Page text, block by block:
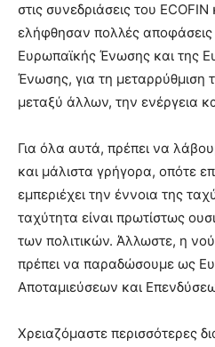
στις συνεδριάσεις του
ελήφθησαν πολλές αποφάσεις
Ευρωπαϊκής Ένωσης και της
Ένωσης, για τη μεταρρύθμιση
μεταξύ άλλων, την ενέργεια
Για όλα αυτά, πρέπει να
και μάλιστα γρήγορα, οπότε
εμπεριέχει την έννοια της
ταχύτητα είναι πρωτίστως
των πολιτικών. Άλλωστε, η
πρέπει να παραδώσουμε ως
Αποταμιεύσεων και
Χρειαζόμαστε περισσότερες